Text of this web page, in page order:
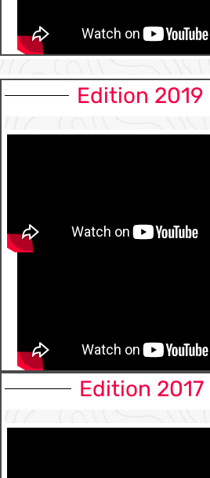
Edition 2019
Edition 2017